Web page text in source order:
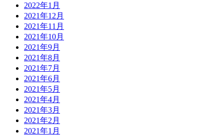
2022年1月
2021年12月
2021年11月
2021年10月
2021年9月
2021年8月
2021年7月
2021年6月
2021年5月
2021年4月
2021年3月
2021年2月
2021年1月